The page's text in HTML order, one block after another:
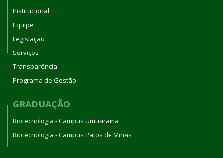
Institucional
Equipe
Legislação
Serviços
Transparência
Programa de Gestão
GRADUAÇÃO
Biotecnologia - Campus Umuarama
Biotecnologia - Campus Patos de Minas